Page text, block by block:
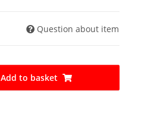
Question about item
Add to basket